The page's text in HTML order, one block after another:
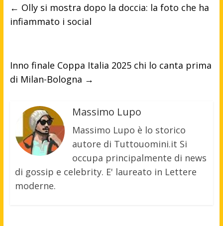
← Olly si mostra dopo la doccia: la foto che ha
infiammato i social
Inno finale Coppa Italia 2025 chi lo canta prima
di Milan-Bologna →
Massimo Lupo
Massimo Lupo è lo storico
autore di Tuttouomini.it Si
occupa principalmente di news
di gossip e celebrity. E' laureato in Lettere
moderne.